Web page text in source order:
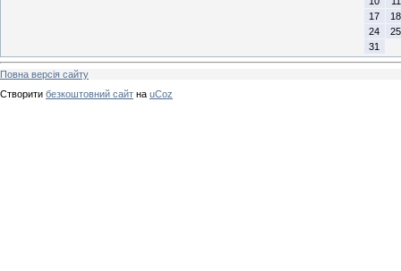
17
18
24
25
31
Повна версія сайту
Створити безкоштовний сайт на uCoz